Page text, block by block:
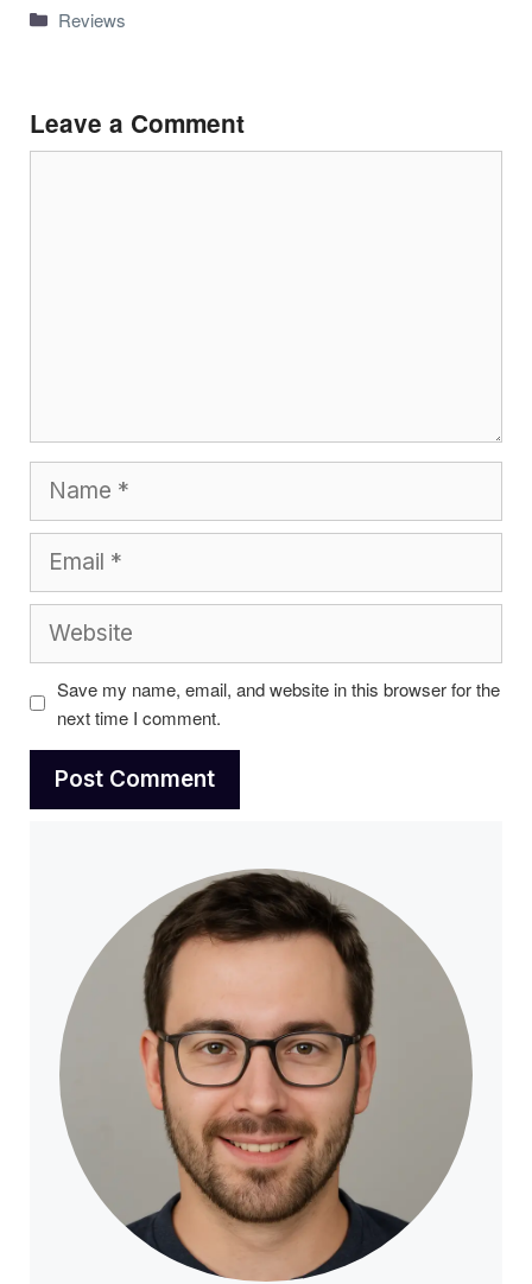
Categories
Reviews
Leave a Comment
Save my name, email, and website in this browser for the
next time I comment.